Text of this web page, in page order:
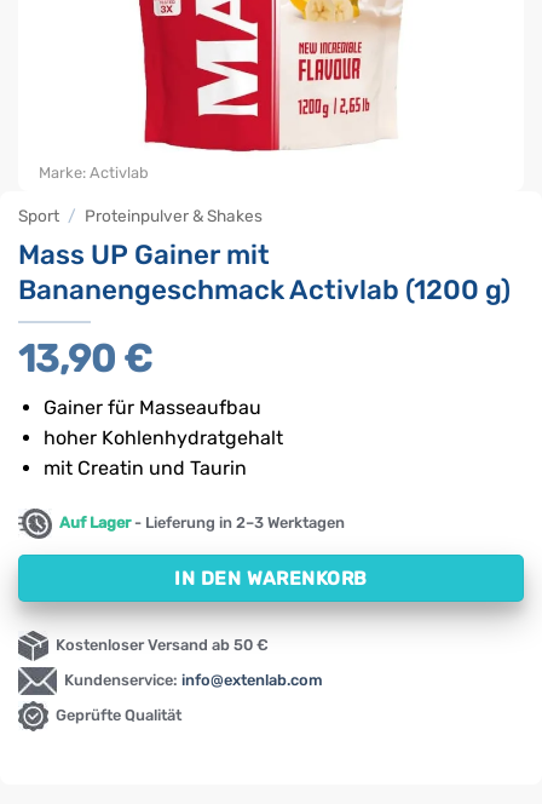
Sport / Proteinpulver & Shakes
Mass UP Gainer mit
Bananengeschmack Activlab (1200 g)
13,90 €
Gainer für Masseaufbau
hoher Kohlenhydratgehalt
mit Creatin und Taurin
Auf Lager- Lieferung in 2–3 Werktagen
IN DEN WARENKORB
Kostenloser Versand ab 50 €
Kundenservice: info@extenlab.com
Geprüfte Qualität
Marke: Activlab